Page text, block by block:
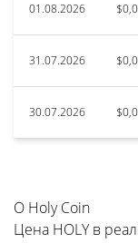
01.08.2026
31.07.2026
30.07.2026
О Holy Coin
Цена HOLY в